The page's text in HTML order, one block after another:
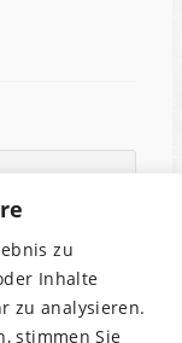
zu
Inhalte
zu analysieren.
stimmen Sie
unsere